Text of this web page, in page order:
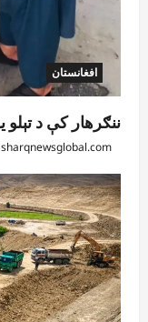
افغانستان
ننګرهار کې د
sharqnewsglobal.com